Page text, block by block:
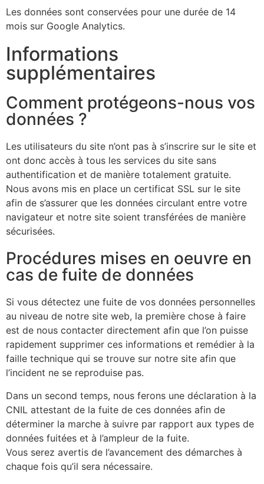
Les données sont conservées pour une durée de 14
mois sur Google Analytics.
Informations
supplémentaires
Comment protégeons-nous vos
données ?
Les utilisateurs du site n’ont pas à s’inscrire sur le site et
ont donc accès à tous les services du site sans
authentification et de manière totalement gratuite.
Nous avons mis en place un certificat SSL sur le site
afin de s’assurer que les données circulant entre votre
navigateur et notre site soient transférées de manière
sécurisées.
Procédures mises en oeuvre en
cas de fuite de données
Si vous détectez une fuite de vos données personnelles
au niveau de notre site web, la première chose à faire
est de nous contacter directement afin que l’on puisse
rapidement supprimer ces informations et remédier à la
faille technique qui se trouve sur notre site afin que
l’incident ne se reproduise pas.
Dans un second temps, nous ferons une déclaration à la
CNIL attestant de la fuite de ces données afin de
déterminer la marche à suivre par rapport aux types de
données fuitées et à l’ampleur de la fuite.
Vous serez avertis de l’avancement des démarches à
chaque fois qu’il sera nécessaire.